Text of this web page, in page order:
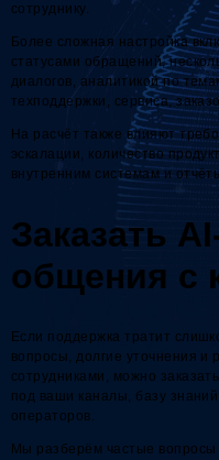
сотруднику.
Более сложная настройка
статусами обращений,
диалогов, аналитикой по
техподдержки, сервиса,
На расчёт также влияют
эскалации, количество
внутренним системам и
Заказать
общения с
Если поддержка тратит
вопросы, долгие уточнения
сотрудниками, можно
под ваши каналы, базу
операторов.
Мы разберём частые вопросы